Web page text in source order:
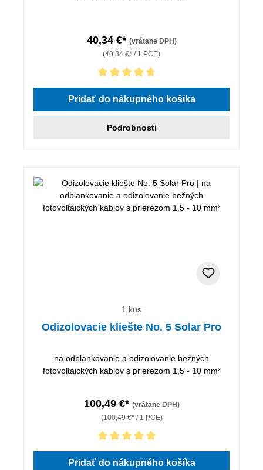
40,34 €* (vrátane DPH)
(40,34 €* / 1 PCE)
Priemerné hodnotenie 4.86 z 5 hviezdičiek
Pridať do nákupného košíka
Podrobnosti
1 kus
Odizolovacie kliešte No. 5 Solar Pro
na odblankovanie a odizolovanie bežných
fotovoltaických káblov s prierezom 1,5 - 10 mm²
100,49 €* (vrátane DPH)
(100,49 €* / 1 PCE)
Priemerné hodnotenie 5 z 5 hviezdičiek
Pridať do nákupného košíka